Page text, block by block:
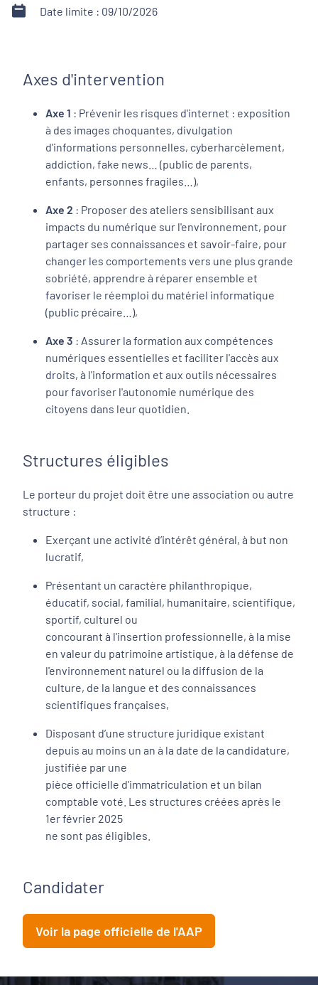
Date limite : 09/10/2026
Axes d'intervention
Axe 1 : Prévenir les risques d'internet : exposition
à des images choquantes, divulgation
d'informations personnelles, cyberharcèlement,
addiction, fake news… (public de parents,
enfants, personnes fragiles…),
Axe 2 : Proposer des ateliers sensibilisant aux
impacts du numérique sur l'environnement, pour
partager ses connaissances et savoir-faire, pour
changer les comportements vers une plus grande
sobriété, apprendre à réparer ensemble et
favoriser le réemploi du matériel informatique
(public précaire…),
Axe 3 : Assurer la formation aux compétences
numériques essentielles et faciliter l'accès aux
droits, à l'information et aux outils nécessaires
pour favoriser l'autonomie numérique des
citoyens dans leur quotidien.
Structures éligibles
Le porteur du projet doit être une association ou autre
structure :
Exerçant une activité d’intérêt général, à but non
lucratif,
Présentant un caractère philanthropique,
éducatif, social, familial, humanitaire, scientifique,
sportif, culturel ou
concourant à l'insertion professionnelle, à la mise
en valeur du patrimoine artistique, à la défense de
l'environnement naturel ou la diffusion de la
culture, de la langue et des connaissances
scientifiques françaises,
Disposant d’une structure juridique existant
depuis au moins un an à la date de la candidature,
justifiée par une
pièce officielle d'immatriculation et un bilan
comptable voté. Les structures créées après le
1er février 2025
ne sont pas éligibles.
Candidater
Voir la page officielle de l'AAP